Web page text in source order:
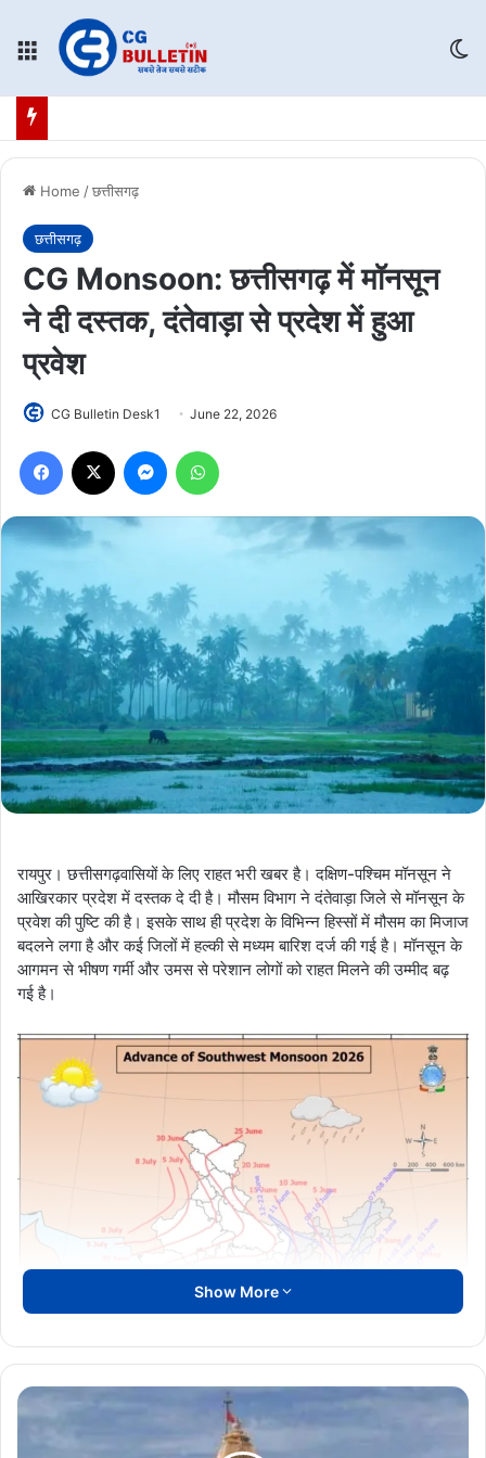
Menu
Home /छत्तीसगढ़
छत्तीसगढ़
CG Monsoon: छत्तीसगढ़ में मॉनसून
ने दी दस्तक, दंतेवाड़ा से प्रदेश में हुआ
प्रवेश
CG Bulletin Desk1 June 22, 2026
Facebook Messenger
रायपुर। छत्तीसगढ़वासियों के लिए राहत भरी खबर है। दक्षिण-पश्चिम मॉनसून ने
आखिरकार प्रदेश में दस्तक दे दी है। मौसम विभाग ने दंतेवाड़ा जिले से मॉनसून के
प्रवेश की पुष्टि की है। इसके साथ ही प्रदेश के विभिन्न हिस्सों में मौसम का मिजाज
बदलने लगा है और कई जिलों में हल्की से मध्यम बारिश दर्ज की गई है। मॉनसून के
आगमन से भीषण गर्मी और उमस से परेशान लोगों को राहत मिलने की उम्मीद बढ़
गई है।
Show More
Somnath
Swabhiman